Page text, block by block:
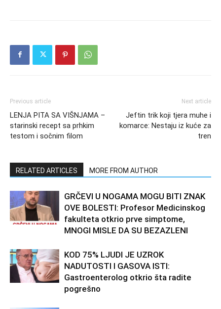
Previous article
LENJA PITA SA VIŠNJAMA –
starinski recept sa prhkim
testom i sočnim filom
Next article
Jeftin trik koji tjera muhe i
komarce: Nestaju iz kuće za
tren
RELATED ARTICLES MORE FROM AUTHOR
GRČEVI U NOGAMA MOGU BITI ZNAK
OVE BOLESTI: Profesor Medicinskog
fakulteta otkrio prve simptome,
MNOGI MISLE DA SU BEZAZLENI
KOD 75% LJUDI JE UZROK
NADUTOSTI I GASOVA ISTI:
Gastroenterolog otkrio šta radite
pogrešno